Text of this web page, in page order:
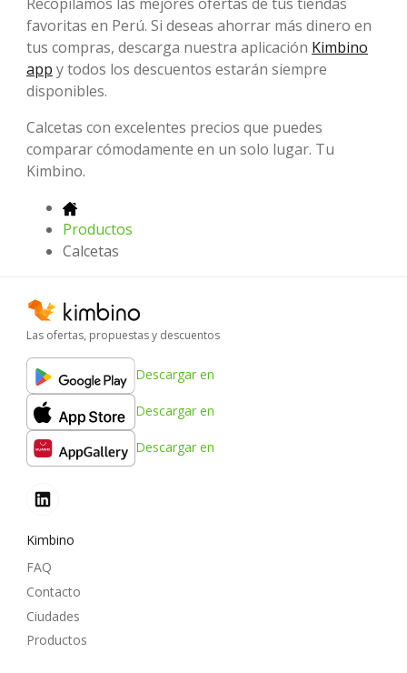
favoritas en Perú. Si deseas ahorrar más dinero en
tus compras, descarga nuestra aplicación Kimbino
app y todos los descuentos estarán siempre
disponibles.
Calcetas con excelentes precios que puedes
comparar cómodamente en un solo lugar. Tu
Kimbino.
Productos
Calcetas
Las ofertas, propuestas y descuentos
Descargar en
Descargar en
Descargar en
Kimbino
FAQ
Contacto
Ciudades
Productos